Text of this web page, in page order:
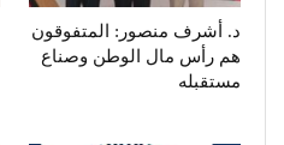
د. أشرف منصور: المتفوقون
هم رأس مال الوطن وصناع
مستقبله